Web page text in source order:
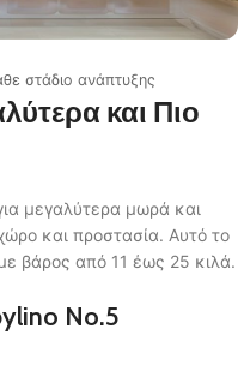
στάδιο ανάπτυξης
και Πιο
μεγαλύτερα μωρά και
και προστασία. Αυτό το
βάρος από 11 έως 25 κιλά.
No.5